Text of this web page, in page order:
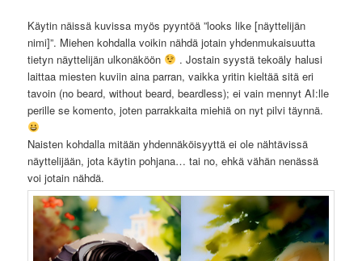
Käytin näissä kuvissa myös pyyntöä ”looks like [näyttelijän
nimi]”. Miehen kohdalla voikin nähdä jotain yhdenmukaisuutta
tietyn näyttelijän ulkonäköön
. Jostain syystä tekoäly halusi
laittaa miesten kuviin aina parran, vaikka yritin kieltää sitä eri
tavoin (no beard, without beard, beardless); ei vain mennyt AI:lle
perille se komento, joten parrakkaita miehiä on nyt pilvi täynnä.
Naisten kohdalla mitään yhdennäköisyyttä ei ole nähtävissä
näyttelijään, jota käytin pohjana… tai no, ehkä vähän nenässä
voi jotain nähdä.